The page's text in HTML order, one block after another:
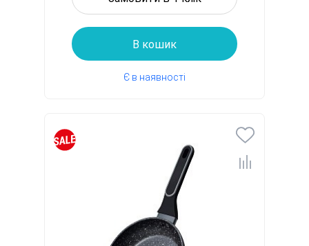
В кошик
Є в наявності